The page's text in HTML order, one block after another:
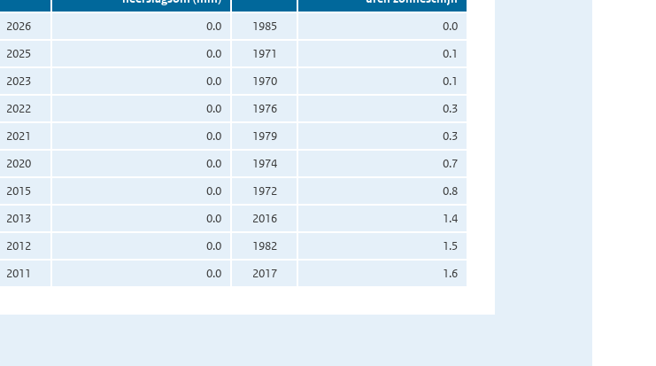
2026 0.0 1985
0.0
2025 0.0 1971
0.1
2023 0.0 1970
0.1
2022 0.0 1976
0.3
2021 0.0 1979
0.3
2020 0.0 1974
0.7
2015 0.0 1972
0.8
2013 0.0 2016
1.4
2012 0.0 1982
1.5
2011 0.0 2017 1.6